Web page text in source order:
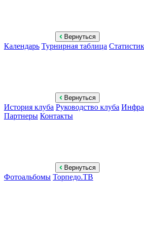
Вернуться
Календарь Турнирная таблица
Вернуться
История клуба Руководство клуба
Партнеры Контакты
Вернуться
Фотоальбомы Торпедо.ТВ